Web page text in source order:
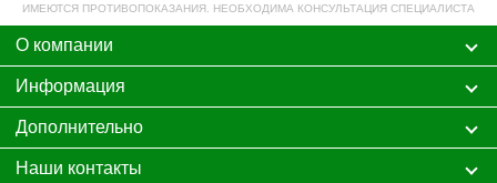
ИМЕЮТСЯ ПРОТИВОПОКАЗАНИЯ. НЕОБХОДИМА КОНСУЛЬТАЦИЯ СПЕЦИАЛИСТА
О компании
Информация
Дополнительно
Наши контакты